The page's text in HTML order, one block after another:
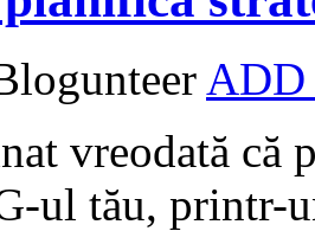
ADD
vreodată că
ul tău, printr-